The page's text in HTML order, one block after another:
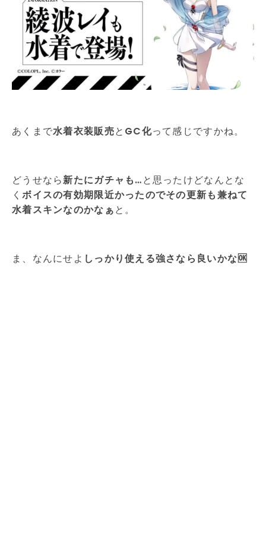
あくまで水着衣装販売と GC化って感じですかね。
どうせなら新たにガチャも…と思ったけどなんとな
くボイスの有効期限近かったのでその更新も兼ねて
水着スキンなのかなぁと。
ま、なんにせよ しっかり使える強さなら良いかな🆗